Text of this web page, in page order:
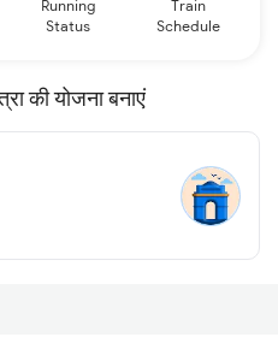
Running
Status
Train
Schedule
की योजना बनाएं